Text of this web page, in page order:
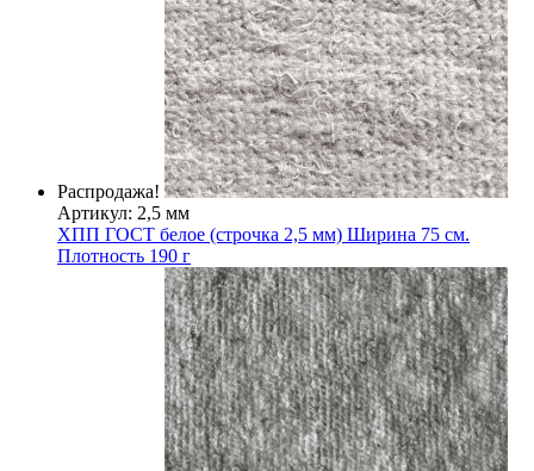
Распродажа!
Артикул: 2,5 мм
ХПП ГОСТ белое (строчка 2,5 мм) Ширина 75 см.
Плотность 190 г